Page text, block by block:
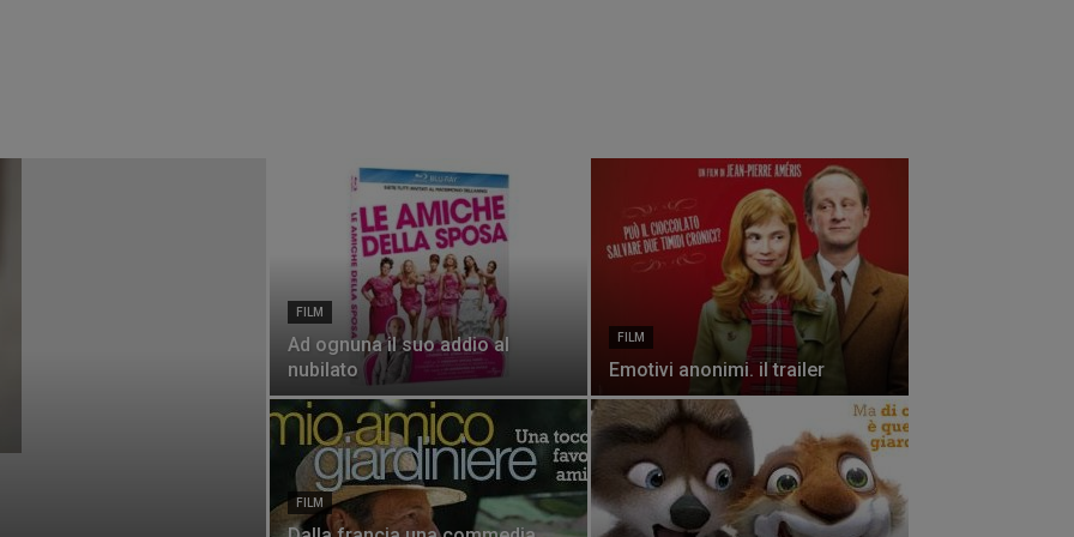
FILM
Ad ognuna il suo addio al
nubilato
FILM
Emotivi anonimi. il trailer
FILM